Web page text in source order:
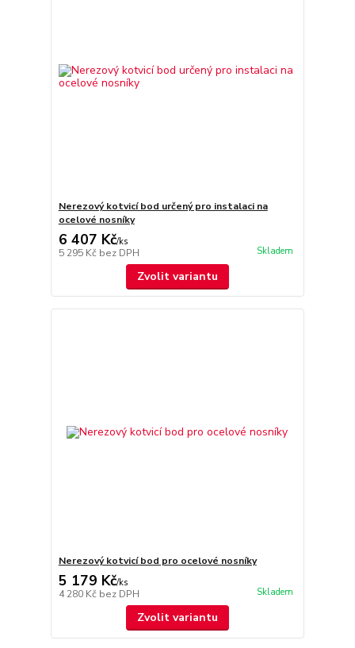
Nerezový kotvicí bod určený pro instalaci na
ocelové nosníky
6 407 Kč/ks
5 295 Kč bez DPH Skladem
Zvolit variantu
Nerezový kotvicí bod pro ocelové nosníky
5 179 Kč/ks
4 280 Kč bez DPH Skladem
Zvolit variantu